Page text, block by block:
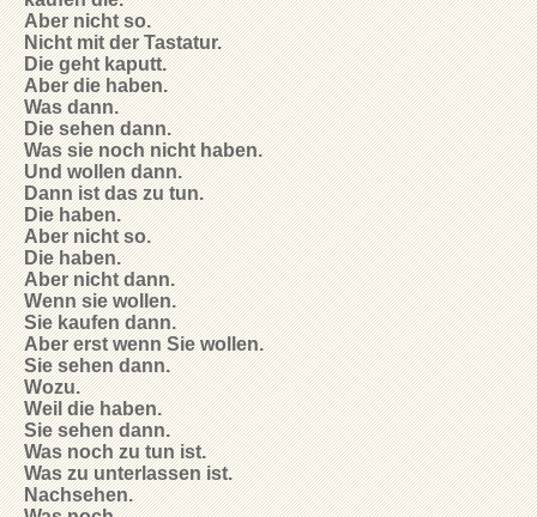
Aber nicht so.
Nicht mit der Tastatur.
Die geht kaputt.
Aber die haben.
Was dann.
Die sehen dann.
Was sie noch nicht haben.
Und wollen dann.
Dann ist das zu tun.
Die haben.
Aber nicht so.
Die haben.
Aber nicht dann.
Wenn sie wollen.
Sie kaufen dann.
Aber erst wenn Sie wollen.
Sie sehen dann.
Wozu.
Weil die haben.
Sie sehen dann.
Was noch zu tun ist.
Was zu unterlassen ist.
Nachsehen.